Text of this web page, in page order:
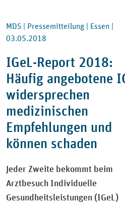
MDS | Pressemitteilung | Essen |
03.05.2018
IGeL-Report 2018:
Häufig angebotene
widersprechen
medizinischen
Empfehlungen und
können schaden
Jeder Zweite bekommt beim
Arztbesuch Individuelle
Gesundheitsleistungen (IGeL)